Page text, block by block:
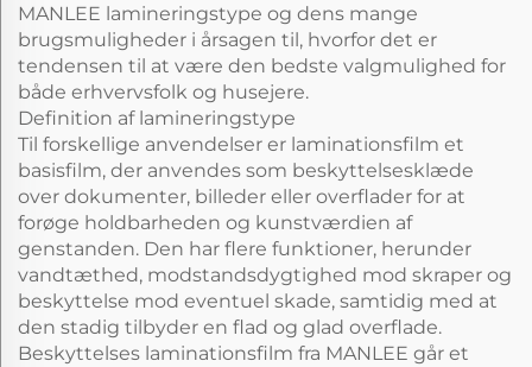
MANLEE lamineringstype og dens mange
brugsmuligheder i årsagen til, hvorfor det er
tendensen til at være den bedste valgmulighed for
både erhvervsfolk og husejere.
Definition af lamineringstype
Til forskellige anvendelser er laminationsfilm et
basisfilm, der anvendes som beskyttelsesklæde
over dokumenter, billeder eller overflader for at
forøge holdbarheden og kunstværdien af
genstanden. Den har flere funktioner, herunder
vandtæthed, modstandsdygtighed mod skraper og
beskyttelse mod eventuel skade, samtidig med at
den stadig tilbyder en flad og glad overflade.
Beskyttelses laminationsfilm fra MANLEE går et